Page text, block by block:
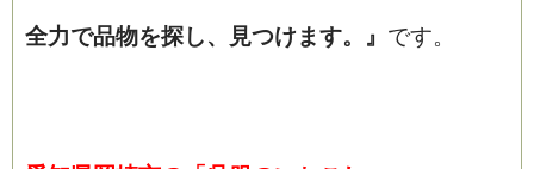
全力で品物を探し、見つけます。 』 です。